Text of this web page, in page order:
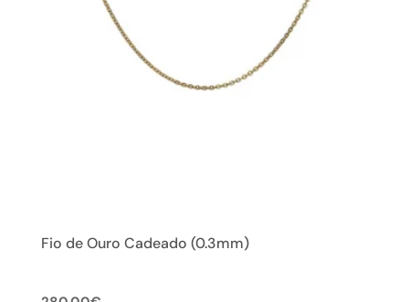
Fio de Ouro Cadeado (0.3mm)